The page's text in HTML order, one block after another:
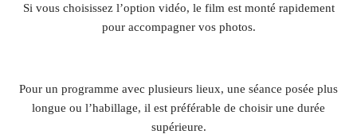
Si vous choisissez l’option vidéo, le film est monté rapidement
pour accompagner vos photos.
Pour un programme avec plusieurs lieux, une séance posée plus
longue ou l’habillage, il est préférable de choisir une durée
supérieure.